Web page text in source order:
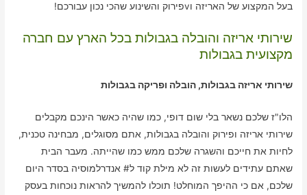
בעל המקצוע של האריזה וvפירוק והשינוע שהכי נכון עבורכם!
שירותי אריזה והובלה בגבולות בכל הארץ עם חברה
מקצועית בגבולות
שירותי אריזה בגבולות, הובלה ופריקה בגבולות
הלו"ז שלכם נשאר בלי שום דופי, כמו שהיה כאשר הינכם מקבלים
שירותי אריזה ופירוק והובלה בגבולות, אתם מסוגלים, מבחינה טכנית,
לחיות את חייכם והשגרה שלכם ממש כמו שהייתה. מעבר הבית
שאתם עתידים לעשות זה לא מילת קוד ל# אנדרלמוסיה בסדר היום
שלכם, אם כי ההיפך המוחלט! תוכלו להמשיך להראות נוכחות בעסק